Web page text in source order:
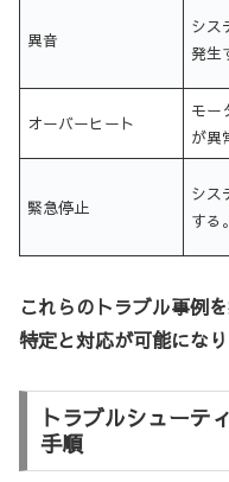
異音
シス
発生
オーバーヒート
モー
が異
緊急停止
シス
する。
これらのトラブル事例
特定と対応が可能になり
トラブルシューテ
手順